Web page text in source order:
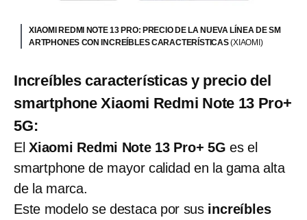
XIAOMI REDMI NOTE 13 PRO: PRECIO DE LA NUEVA LÍNEA DE SM
ARTPHONES CON INCREÍBLES CARACTERÍSTICAS(XIAOMI)
Increíbles características y precio del
smartphone Xiaomi Redmi Note 13 Pro+
5G:
El Xiaomi Redmi Note 13 Pro+ 5G es el
smartphone de mayor calidad en la gama alta
de la marca.
Este modelo se destaca por sus increíbles